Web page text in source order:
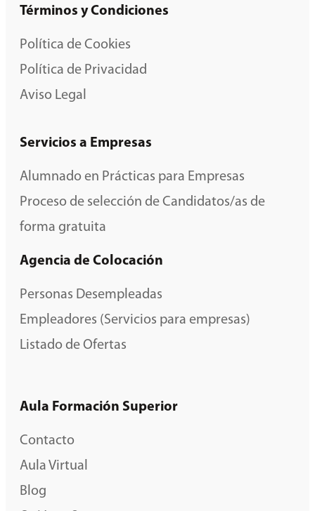
Términos y Condiciones
Política de Cookies
Política de Privacidad
Aviso Legal
Servicios a Empresas
Alumnado en Prácticas para Empresas
Proceso de selección de Candidatos/as de
forma gratuita
Agencia de Colocación
Personas Desempleadas
Empleadores (Servicios para empresas)
Listado de Ofertas
Aula Formación Superior
Contacto
Aula Virtual
Blog